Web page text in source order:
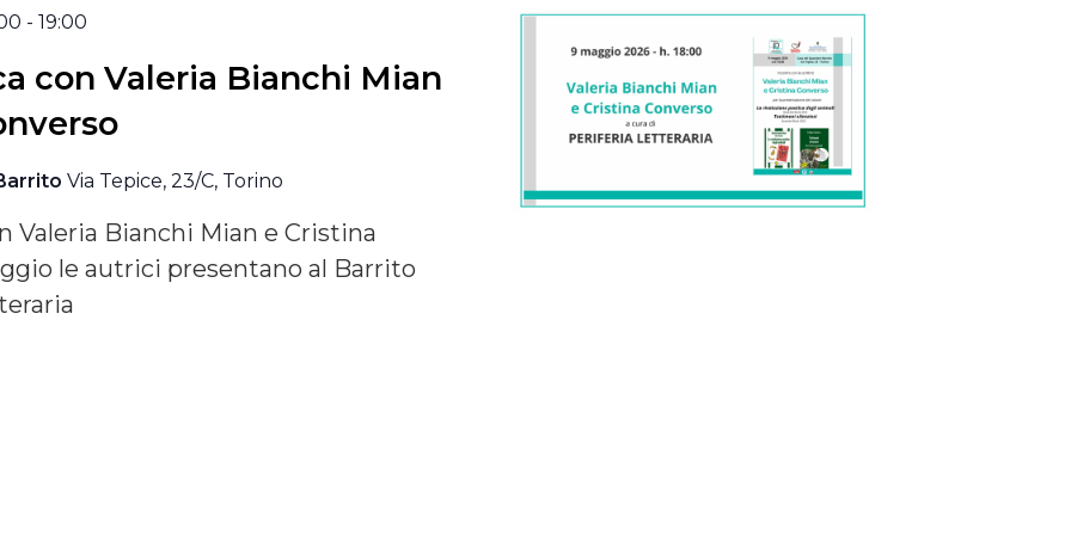
-19:00
con Valeria Bianchi Mian
Via Tepice, 23/C, Torino
Valeria Bianchi Mian e Cristina
le autrici presentano al Barrito